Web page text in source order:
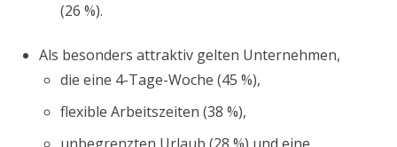
(26 %).
Als besonders attraktiv gelten Unternehmen,
die eine 4-Tage-Woche (45 %),
flexible Arbeitszeiten (38 %),